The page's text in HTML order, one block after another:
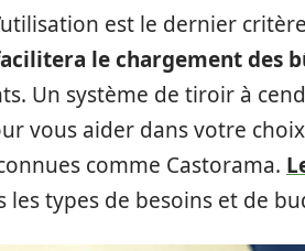
est le dernier
le chargement des
Un système de tiroir à
vous aider dans votre
comme Castorama.
les types de besoins et de